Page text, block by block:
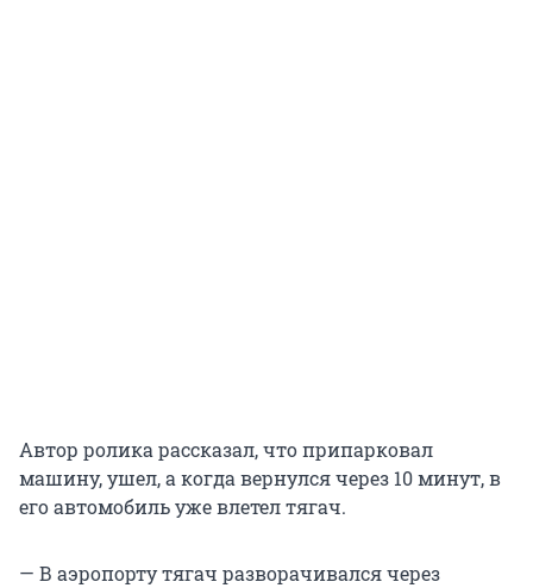
Автор ролика рассказал, что припарковал
машину, ушел, а когда вернулся через 10 минут, в
его автомобиль уже влетел тягач.
— В аэропорту тягач разворачивался через